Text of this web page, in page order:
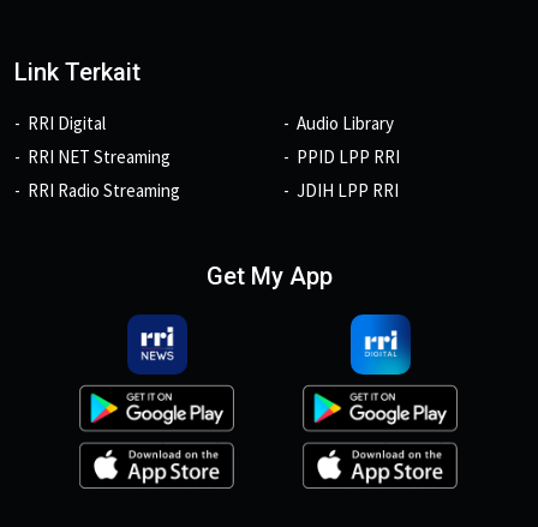
Link Terkait
RRI Digital
RRI NET Streaming
RRI Radio Streaming
Audio Library
PPID LPP RRI
JDIH LPP RRI
Get My App